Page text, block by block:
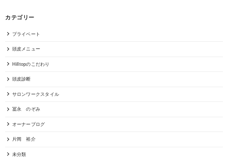
カテゴリー
プライベート
頭皮メニュー
Hilltopのこだわり
頭皮診断
サロンワークスタイル
冨永 のぞみ
オーナーブログ
片岡 裕介
未分類